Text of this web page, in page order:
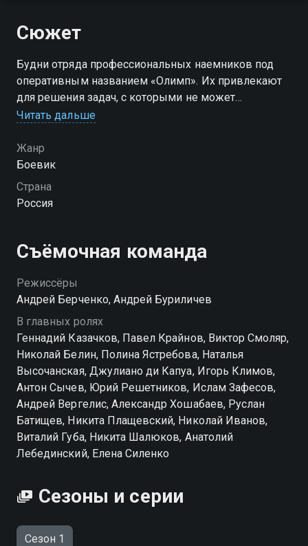
Сюжет
Будни отряда профессиональных наемников под
оперативным названием «Олимп». Их привлекают
для решения задач, с которыми не может
справиться больше никто. Группа по всему миру
противоборство с зарубежными спецслужбами,
диктаторами, террористами и бандформированиями.
Посмотреть онлайн 1 сезон сериала Позывной
Читать дальше
Жанр
Боевик
Страна
Россия
Съёмочная команда
Режиссёры
Андрей Берченко, Андрей Буриличев
В главных ролях
Геннадий Казачков, Павел Крайнов, Виктор Смоляр,
Николай Белин, Полина Ястребова, Наталья
Высочанская, Джулиано ди Капуа, Игорь Климов,
Антон Сычев, Юрий Решетников, Ислам Зафесов,
Андрей Вергелис, Александр Хошабаев, Руслан
Батищев, Никита Плащевский, Николай Иванов,
Виталий Губа, Никита Шалюков, Анатолий
Лебединский, Елена Силенко
Сезоны и серии
Сезон 1